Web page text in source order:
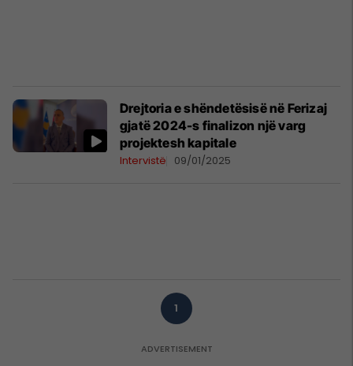
Drejtoria e shëndetësisë në Ferizaj
gjatë 2024-s finalizon një varg
projektesh kapitale
Intervistë 09/01/2025
1